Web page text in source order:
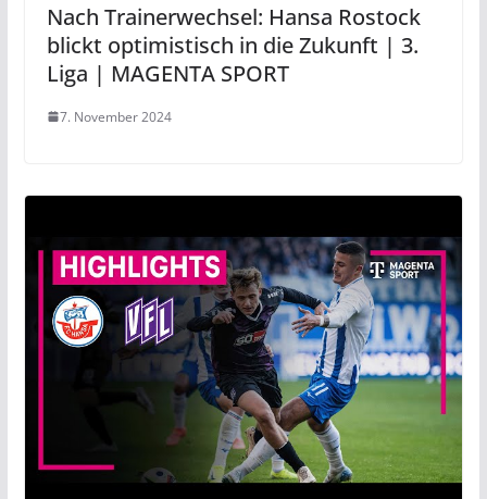
Nach Trainerwechsel: Hansa Rostock
blickt optimistisch in die Zukunft | 3.
Liga | MAGENTA SPORT
7. November 2024